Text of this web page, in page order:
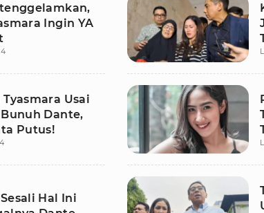
Ingin YA
Usai
Bunuh Dante,
Putus!
Hal Ini